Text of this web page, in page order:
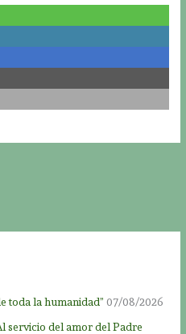
toda la humanidad” 07/08/2026
servicio del amor del Padre